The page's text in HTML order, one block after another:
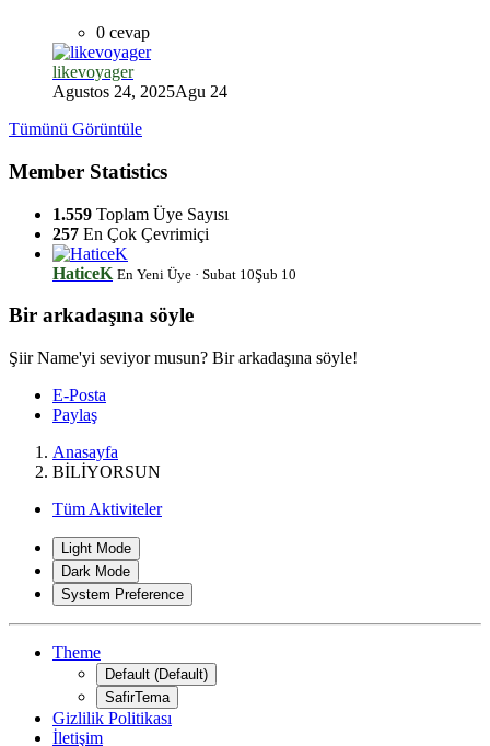
0 cevap
likevoyager
Agustos 24, 2025Agu 24
Tümünü Görüntüle
Member Statistics
1.559 Toplam Üye Sayısı
257 En Çok Çevrimiçi
HaticeK En Yeni Üye · Subat 10Şub 10
Bir arkadaşına söyle
Şiir Name'yi seviyor musun? Bir arkadaşına söyle!
E-Posta
Paylaş
Anasayfa
BİLİYORSUN
Tüm Aktiviteler
Light Mode
Dark Mode
System Preference
Theme
Default (Default)
SafirTema
Gizlilik Politikası
İletişim